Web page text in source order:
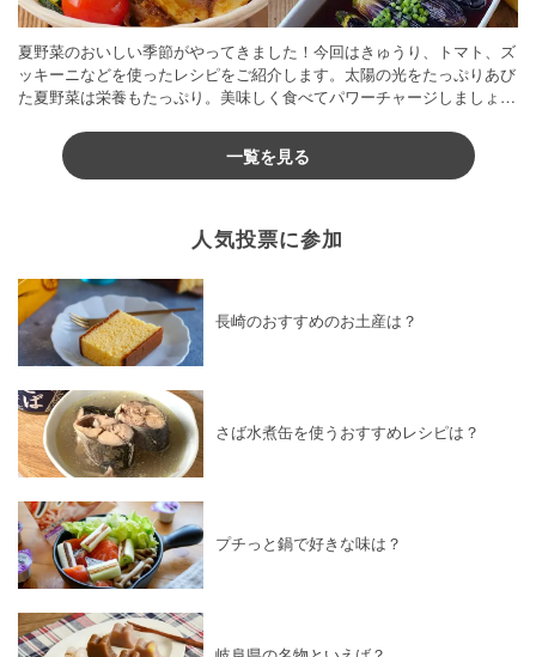
夏野菜のおいしい季節がやってきました！今回はきゅうり、トマト、ズ
ッキーニなどを使ったレシピをご紹介します。太陽の光をたっぷりあび
た夏野菜は栄養もたっぷり。美味しく食べてパワーチャージしましょう
一覧を見る
人気投票に参加
長崎のおすすめのお土産は？
さば水煮缶を使うおすすめレシピは？
プチっと鍋で好きな味は？